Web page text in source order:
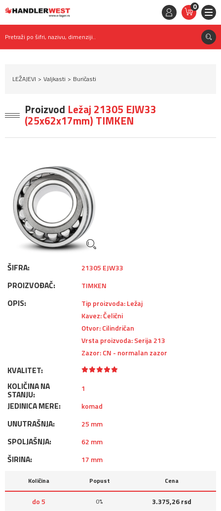
0
STAVKE
0,
RSD
Pretraži po šifri, nazivu, dimenziji..
LEŽAJEVI Valjkasti Buričasti
Proizvod Ležaj 21305 EJW33
(25x62x17mm) TIMKEN
ŠIFRA: 21305 EJW33
PROIZVOĐAČ: TIMKEN
OPIS:
Tip proizvoda: Ležaj
Kavez: Čelični
Otvor: Cilindričan
Vrsta proizvoda: Serija 213
Zazor: CN - normalan zazor
KVALITET:
KOLIČINA NA
STANJU:
1
JEDINICA MERE: komad
UNUTRAŠNJA: 25 mm
SPOLJAŠNJA: 62 mm
ŠIRINA: 17 mm
Količina Popust Cena
do 5 0%
3.375,26 rsd